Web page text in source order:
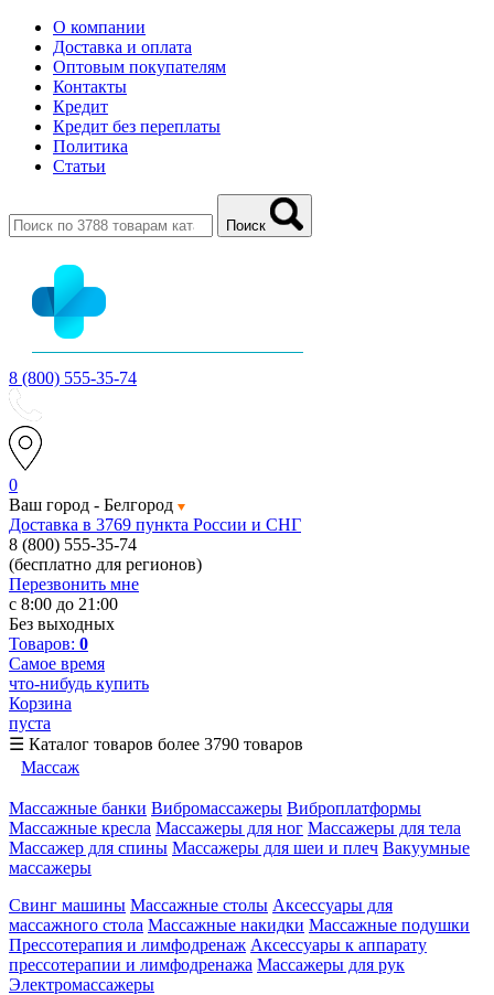
О компании
Доставка и оплата
Оптовым покупателям
Контакты
Кредит
Кредит без переплаты
Политика
Статьи
Поиск
8 (800) 555-35-74
0
Ваш город - Белгород
Доставка в 3769 пункта России и СНГ
8 (800) 555-35-74
(бесплатно для регионов)
Перезвонить мне
с 8:00 до 21:00
Без выходных
Товаров: 0
Самое время
что-нибудь купить
Корзина
пуста
☰ Каталог товаров более 3790 товаров
Массаж
Массажные банки Вибромассажеры Виброплатформы
Массажные кресла Массажеры для ног Массажеры для тела
Массажер для спины Массажеры для шеи и плеч Вакуумные
массажеры
Свинг машины Массажные столы Аксессуары для
массажного стола Массажные накидки Массажные подушки
Прессотерапия и лимфодренаж Аксессуары к аппарату
прессотерапии и лимфодренажа Массажеры для рук
Электромассажеры